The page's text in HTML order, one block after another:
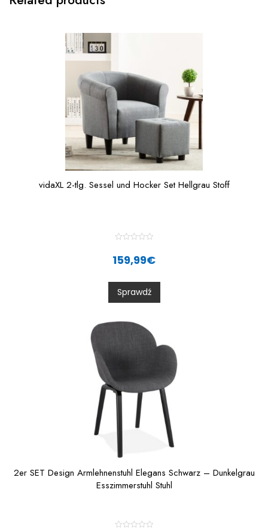
vidaXL 2-tlg. Sessel und Hocker Set Hellgrau Stoff
0
o
u
t
159,99€
Sprawdź
2er SET Design Armlehnenstuhl Elegans Schwarz – Dunkelgrau
Esszimmerstuhl Stuhl